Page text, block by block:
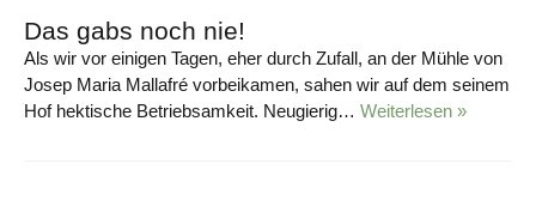
Das gabs noch nie!
Als wir vor einigen Tagen, eher durch Zufall, an der Mühle von
Josep Maria Mallafré vorbeikamen, sahen wir auf dem seinem
Hof hektische Betriebsamkeit. Neugierig… Weiterlesen »